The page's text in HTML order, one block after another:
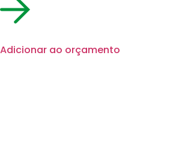
Adicionar ao orçamento